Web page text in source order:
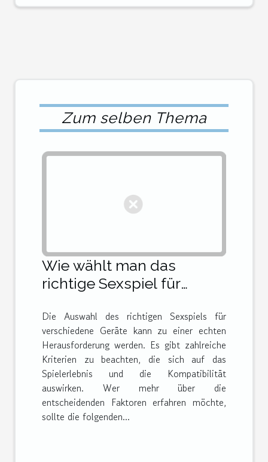
Zum selben Thema
Wie wählt man das
richtige Sexspiel für
Die Auswahl des richtigen Sexspiels für
verschiedene Geräte kann zu einer echten
Herausforderung werden. Es gibt zahlreiche
Kriterien zu beachten, die sich auf das
Spielerlebnis und die Kompatibilität
auswirken. Wer mehr über die
entscheidenden Faktoren erfahren möchte,
sollte die folgenden...